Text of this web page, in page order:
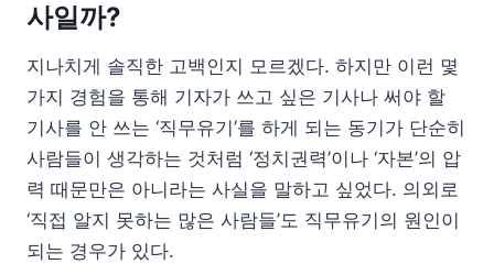
사일까?
지나치게 솔직한 고백인지 모르겠다. 하지만 이런 몇
가지 경험을 통해 기자가 쓰고 싶은 기사나 써야 할
기사를 안 쓰는 ‘직무유기’를 하게 되는 동기가 단순히
사람들이 생각하는 것처럼 ‘정치권력’이나 ‘자본’의 압
력 때문만은 아니라는 사실을 말하고 싶었다. 의외로
‘직접 알지 못하는 많은 사람들’도 직무유기의 원인이
되는 경우가 있다.